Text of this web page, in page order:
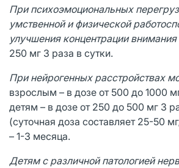
При психоэмоциональных
умственной и физической
улучшения концентрации
250 мг 3 раза в сутки.
При нейрогенных расстройствах
взрослым – в дозе от 500 до 1000
детям – в дозе от 250 до 500 мг 3
(суточная доза составляет 25-50
– 1-3 месяца.
Детям с различной патологией